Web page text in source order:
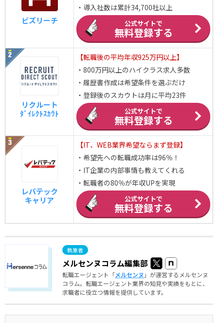
ビズリーチ
・導入社数は累計34,700社以上
公式サイトで
無料登録する
リクルート
ﾀﾞｲﾚｸﾄｽｶｳﾄ
【転職後の平均年収925万円以上】
・800万円以上のハイクラス求人多数
・履歴書作成は希望条件を選ぶだけ
・登録後のスカウトは月に平均23件
公式サイトで
無料登録する
レバテック
キャリア
【IT、WEB業界希望ならまず登録】
・希望先への転職成功率は96％！
・IT企業の内部事情も教えてくれる
・転職者の80％が年収UPを実現
公式サイトで
無料登録する
メルセンヌコラム編集部
転職エージェント「メルセンヌ 」が運営するメルセンヌ
コラム。転職エージェント業界の知見や実績をもとに、
求職者に役立つ情報を提供しています。